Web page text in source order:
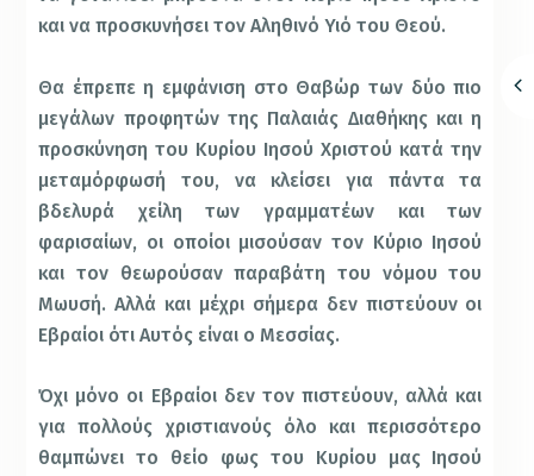
και να προσκυνήσει τον Αληθινό Υιό του Θεού.
Θα έπρεπε η εμφάνιση στο Θαβώρ των δύο πιο
μεγάλων προφητών της Παλαιάς Διαθήκης και η
προσκύνηση του Κυρίου Ιησού Χριστού κατά την
μεταμόρφωσή του, να κλείσει για πάντα τα
βδελυρά χείλη των γραμματέων και των
φαρισαίων, οι οποίοι μισούσαν τον Κύριο Ιησού
και τον θεωρούσαν παραβάτη του νόμου του
Μωυσή. Αλλά και μέχρι σήμερα δεν πιστεύουν οι
Εβραίοι ότι Αυτός είναι ο Μεσσίας.
Όχι μόνο οι Εβραίοι δεν τον πιστεύουν, αλλά και
για πολλούς χριστιανούς όλο και περισσότερο
θαμπώνει το θείο φως του Κυρίου μας Ιησού